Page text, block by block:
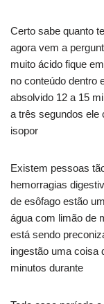
Certo sabe quanto
agora vem a
muito ácido fique
no conteúdo dentro
absolvido 12 a 15
a três segundos ele
isopor
Existem pessoas
hemorragias
de esôfago estão
água com limão de
está sendo
ingestão uma coisa
minutos durante